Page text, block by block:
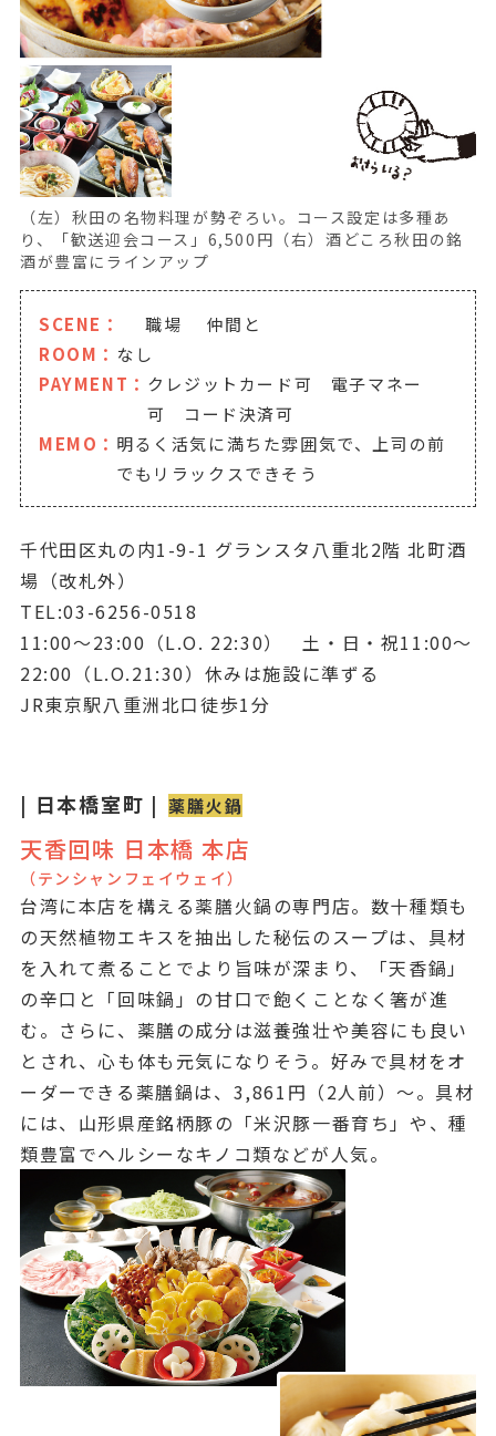
（左）秋田の名物料理が勢ぞろい。コース設定は多種あ
り、「歓送迎会コース」6,500円（右）酒どころ秋田の銘
酒が豊富にラインアップ
SCENE： 職場
仲間と
ROOM： なし
PAYMENT： クレジットカード可 電子マネー
可 コード決済可
MEMO： 明るく活気に満ちた雰囲気で、上司の前
でもリラックスできそう
千代田区丸の内1-9-1 グランスタ八重北2階 北町酒
場（改札外）
TEL:03-6256-0518
11:00～23:00（L.O. 22:30） 土・日・祝11:00～
22:00（L.O.21:30）休みは施設に準ずる
JR東京駅八重洲北口徒歩1分
| 日本橋室町 | 薬膳火鍋
天香回味 日本橋 本店
（テンシャンフェイウェイ）
台湾に本店を構える薬膳火鍋の専門店。数十種類も
の天然植物エキスを抽出した秘伝のスープは、具材
を入れて煮ることでより旨味が深まり、「天香鍋」
の辛口と「回味鍋」の甘口で飽くことなく箸が進
む。さらに、薬膳の成分は滋養強壮や美容にも良い
とされ、心も体も元気になりそう。好みで具材をオ
ーダーできる薬膳鍋は、3,861円（2人前）～。具材
には、山形県産銘柄豚の「米沢豚一番育ち」や、種
類豊富でヘルシーなキノコ類などが人気。